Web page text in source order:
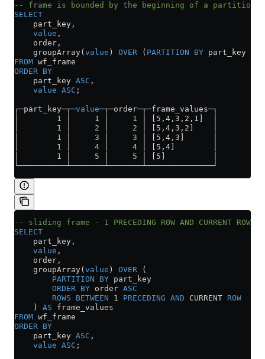
-- frame is bounded by the beginning of a partition
SELECT
    part_key,
    value
,
    order,
    groupArray(
value ) OVER ( PARTITION BY part_key
FROM wf_frame
ORDER BY
    part_key
ASC ,
    value
ASC ;
┌─part_key─┬─value─┬─order─┬─frame_values─┐
1 1 1 │ [5,4,3,2,1]  │
1 2 2 │ [5,4,3,2]    │
1 3 3 │ [5,4,3]      │
1 4 4 │ [5,4]        │
1 5 5 │ [5]          │
└──────────┴───────┴───────┴──────────────┘
-- sliding frame - 1 PRECEDING ROW AND CURRENT ROW
SELECT
    part_key,
    value
,
    order,
    groupArray(
value ) OVER (
        PARTITION
BY part_key
        ORDER BY
order ASC
        ROWS
BETWEEN 1 PRECEDING AND CURRENT ROW
    )
AS frame_values
FROM wf_frame
ORDER BY
    part_key
ASC ,
    value
ASC ;